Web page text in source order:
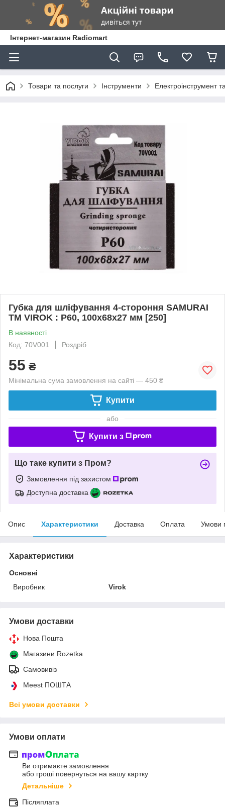
Інтернет-магазин Radiomart
Товари та послуги Інструменти Електроінструмент
Губка для шліфування 4-стороння SAMURAI
ТМ VIROK : Р60, 100х68х27 мм [250]
В наявності
Код: 70V001
Роздріб
55 ₴
Мінімальна сума замовлення на сайті — 450 ₴
Купити
або
Купити з
Що таке купити з Пром?
Замовлення під захистом
Доступна доставка
Опис Характеристики Доставка Оплата Умови
Характеристики
Основні
Виробник
Virok
Умови доставки
Нова Пошта
Магазини Rozetka
Самовивіз
Meest ПОШТА
Всі умови доставки
Умови оплати
Ви отримаєте замовлення
або гроші повернуться на вашу картку
Детальніше
Післяплата